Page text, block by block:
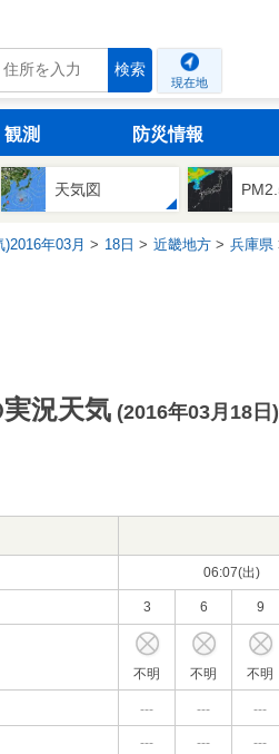
検索
現在地
観測 防災情報
天気図
年03月 18日 近畿地方 兵庫県
況天気 (2016年03月18日)
06:07(出)
3 6 9
不明 不明 不明
--- --- ---
--- --- ---